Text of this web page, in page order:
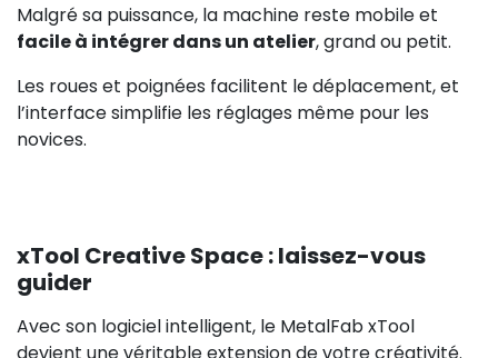
Malgré sa puissance, la machine reste mobile et
facile à intégrer dans un atelier, grand ou petit.
Les roues et poignées facilitent le déplacement, et
l’interface simplifie les réglages même pour les
novices.
xTool Creative Space : laissez-vous
guider
Avec son logiciel intelligent, le MetalFab xTool
devient une véritable extension de votre créativité.